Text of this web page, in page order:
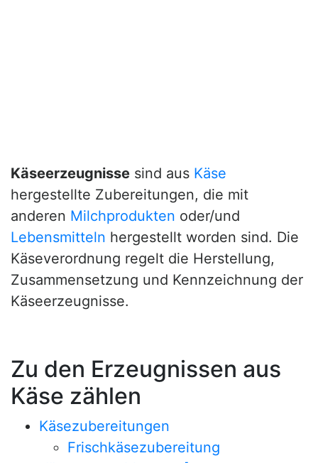
Käseerzeugnisse sind aus Käse
hergestellte Zubereitungen, die mit
anderen Milchprodukten oder/und
Lebensmitteln hergestellt worden sind. Die
Käseverordnung regelt die Herstellung,
Zusammensetzung und Kennzeichnung der
Käseerzeugnisse.
Zu den Erzeugnissen aus
Käse zählen
Käsezubereitungen
Frischkäsezubereitung